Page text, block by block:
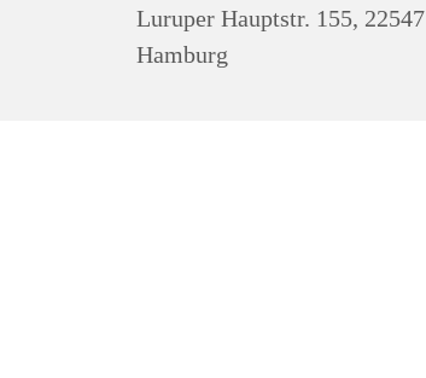
Luruper Hauptstr. 155, 22547
Hamburg